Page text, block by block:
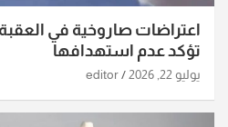
اعتراضات صاروخية في العقبة
تؤكد عدم استهدافها
يوليو 22, 2026 editor